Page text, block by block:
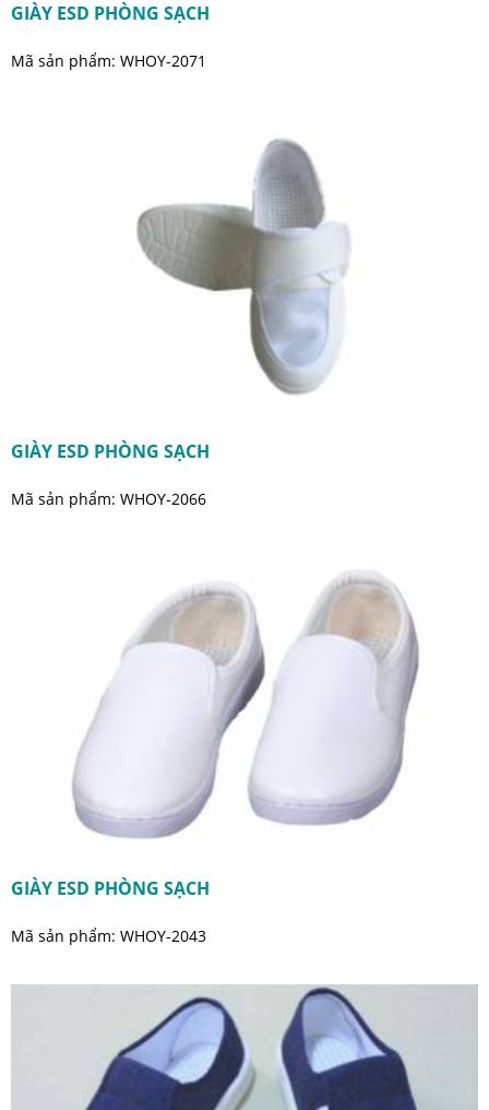
GIÀY ESD PHÒNG SẠCH
Mã sản phẩm: WHOY-2071
GIÀY ESD PHÒNG SẠCH
Mã sản phẩm: WHOY-2066
GIÀY ESD PHÒNG SẠCH
Mã sản phẩm: WHOY-2043